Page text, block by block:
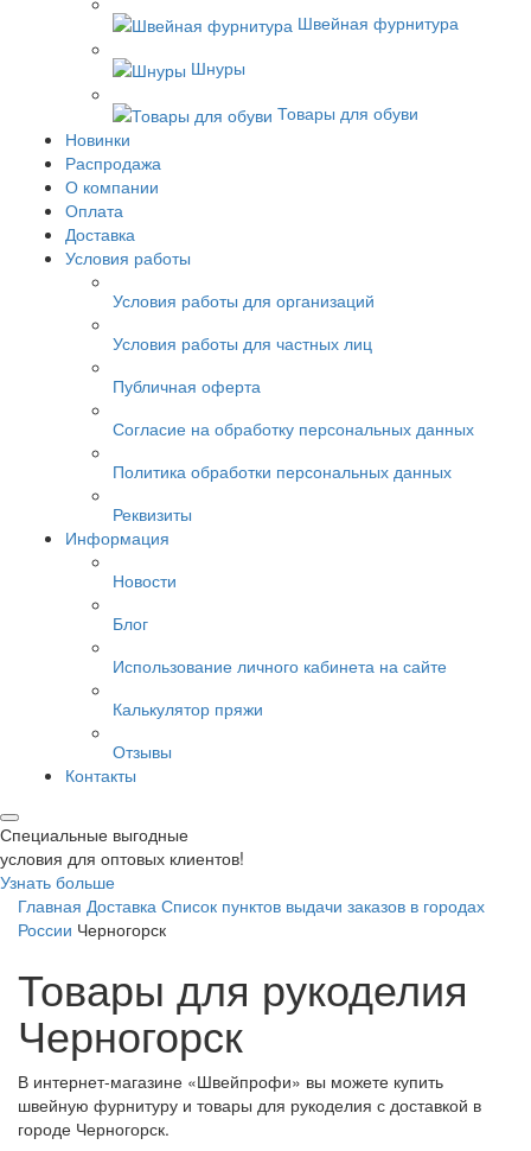
Швейная фурнитура
Шнуры
Товары для обуви
Новинки
Распродажа
О компании
Оплата
Доставка
Условия работы
Условия работы для организаций
Условия работы для частных лиц
Публичная оферта
Согласие на обработку персональных данных
Политика обработки персональных данных
Реквизиты
Информация
Новости
Блог
Использование личного кабинета на сайте
Калькулятор пряжи
Отзывы
Контакты
Специальные выгодные
условия для оптовых клиентов!
Узнать больше
Главная Доставка Список пунктов выдачи заказов в городах
России Черногорск
Товары для рукоделия
Черногорск
В интернет-магазине «Швейпрофи» вы можете купить
швейную фурнитуру и товары для рукоделия с доставкой в
городе Черногорск.